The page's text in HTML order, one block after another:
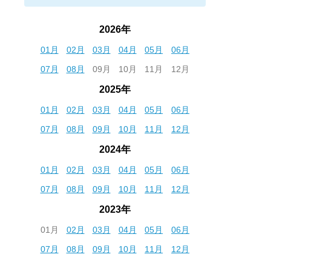
2026年
01月 02月 03月 04月 05月
06月
07月
08月 09月 10月 11月 12月
2025年
01月 02月 03月 04月 05月
06月
07月
08月 09月 10月 11月 12月
2024年
01月 02月 03月 04月 05月
06月
07月
08月 09月 10月 11月 12月
2023年
01月 02月 03月 04月 05月
06月
07月
08月 09月 10月 11月 12月